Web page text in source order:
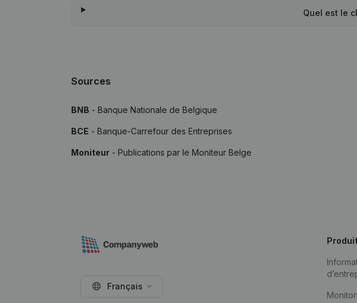
Quel est le
Sources
BNB - Banque Nationale de Belgique
BCE - Banque-Carrefour des Entreprises
Moniteur - Publications par le Moniteur Belge
Français